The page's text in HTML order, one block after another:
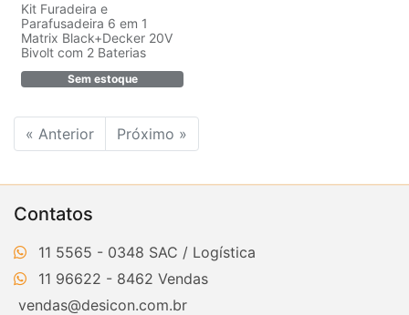
Kit Furadeira e
Parafusadeira 6 em 1
Matrix Black+Decker 20V
Bivolt com 2 Baterias
Sem estoque
« Anterior Próximo »
Contatos
11 5565 - 0348
11 96622 - 8462
vendas@desicon.com.br